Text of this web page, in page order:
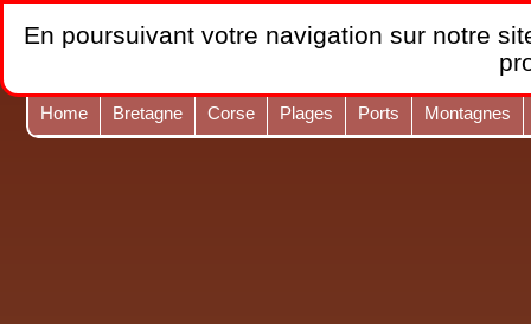
Home Bretagne Corse Plages Ports Montagnes
En poursuivant votre navigation sur notre